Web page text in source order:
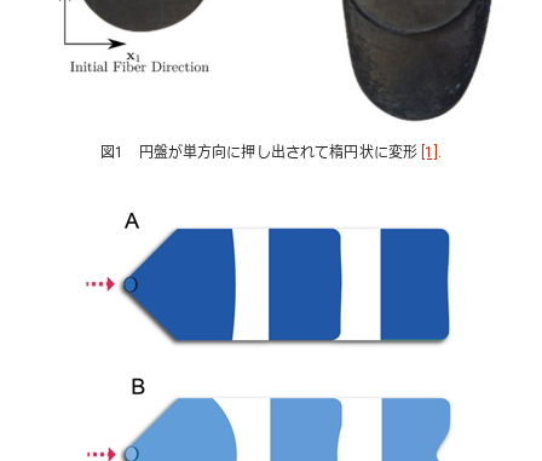
図1 円盤が単方向に押し出されて楕円状に変形 [1]